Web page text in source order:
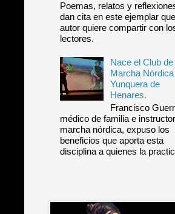
Poemas, relatos y
dan cita en este ejemplar
autor quiere compartir con
lectores.
Nace el Club de
Marcha
Yunquera de
Henares.
Francisco
médico de familia e
marcha nórdica, expuso los
beneficios que aporta esta
disciplina a quienes la